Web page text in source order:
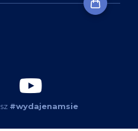
#wydajenamsie